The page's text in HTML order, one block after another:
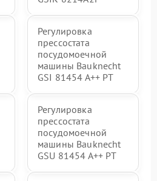
Регулировка
прессостата
посудомоечной
машины Bauknecht
GSI 81454 A++ PT
Регулировка
прессостата
посудомоечной
машины Bauknecht
GSU 81454 A++ PT